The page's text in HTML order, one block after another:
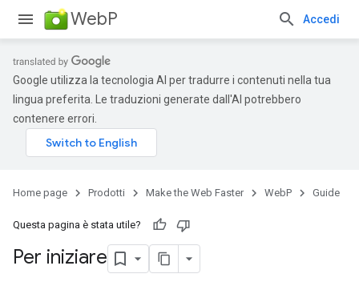
WebP Accedi
Google utilizza la tecnologia AI per tradurre i contenuti nella tua
lingua preferita. Le traduzioni generate dall'AI potrebbero
contenere errori.
Home page Prodotti Make the Web Faster WebP Guide
Questa pagina è stata utile?
Per iniziare